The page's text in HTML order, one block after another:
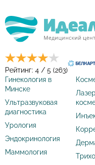
Рейтинг: 4 / 5 (263)
Гинекология в
Минске
Ультразвуковая
диагностика
Урология
Эндокринология
Маммология